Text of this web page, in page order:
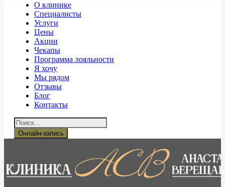
О клинике
Специалисты
Услуги
Цены
Акции
Чекапы
Программа лояльности
Я хочу
Мы рядом
Отзывы
Блог
Контакты
Онлайн-запись